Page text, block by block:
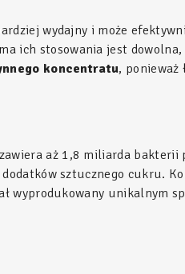
wydajny i może
ich stosowania jest
koncentratu, ponieważ
aż 1,8 miliarda bakterii
sztucznego cukru.
wyprodukowany unikalnym